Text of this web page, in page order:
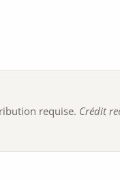
requise. Crédit